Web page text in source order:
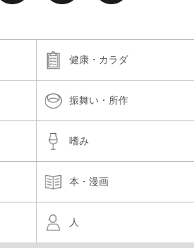
健康・カラダ
振舞い・所作
嗜み
本・漫画
人